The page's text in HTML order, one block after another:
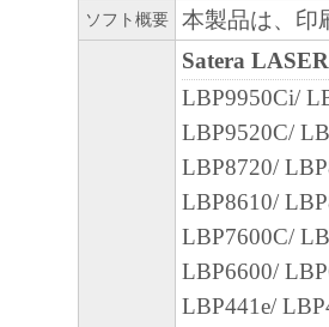
CANON'S
MAINTAINING OR
SOFTWARE, OR
FIXES OR SUPPORT
7. DISCLAIMER OF
[NO WARRANTY]
WITHOUT
EXPRESSED OR
LIMITED TO THE
ソフト概要 本製品は、印
Satera
LBP9950Ci/
LBP9520C/
LBP8720/
LBP8610/
LBP7600C/
LBP6600/
LBP441e/